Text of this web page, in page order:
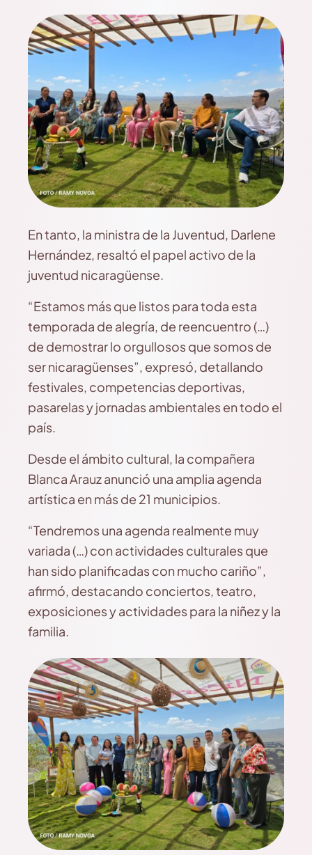
En tanto, la ministra de la Juventud, Darlene
Hernández, resaltó el papel activo de la
juventud nicaragüense.
“Estamos más que listos para toda esta
temporada de alegría, de reencuentro (…)
de demostrar lo orgullosos que somos de
ser nicaragüenses”, expresó, detallando
festivales, competencias deportivas,
pasarelas y jornadas ambientales en todo el
país.
Desde el ámbito cultural, la compañera
Blanca Arauz anunció una amplia agenda
artística en más de 21 municipios.
“Tendremos una agenda realmente muy
variada (…) con actividades culturales que
han sido planificadas con mucho cariño”,
afirmó, destacando conciertos, teatro,
exposiciones y actividades para la niñez y la
familia.